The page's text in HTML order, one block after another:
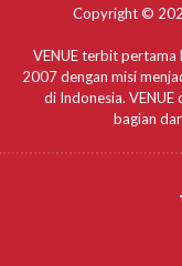
Copyright ©
VENUE terbit pertama
2007 dengan misi
di Indonesia.
bagian